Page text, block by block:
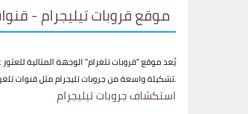
موقع قروبات تيليجرام -
يُعد موقع "قروبات تلغرام" الوجهة المثالية
تشكيلة واسعة من جروبات تليجرام مثل قنوات تلغرام إنجليزية، مجموعات تلغرام مصرية، ومجموعات تلغرام سعودية، والتي تغطي جميع هذه المجالات وأكثر.
استكشاف جروبات تيليجرام